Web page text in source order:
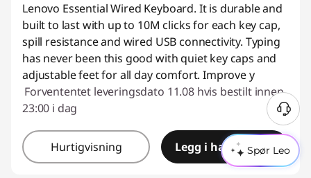
Spør Leo
Lenovo Essential Wired Keyboard. It is durable and
built to last with up to 10M clicks for each key cap,
spill resistance and wired USB connectivity. Typing
has never been this good with quiet key caps and
adjustable feet for all day comfort. Improve y
Forvententet leveringsdato 11.08 hvis bestilt innen
23:00 i dag
Hurtigvisning Legg i handlekurv